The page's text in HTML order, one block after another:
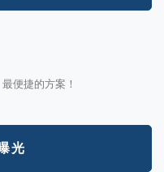
便捷的方案！
光